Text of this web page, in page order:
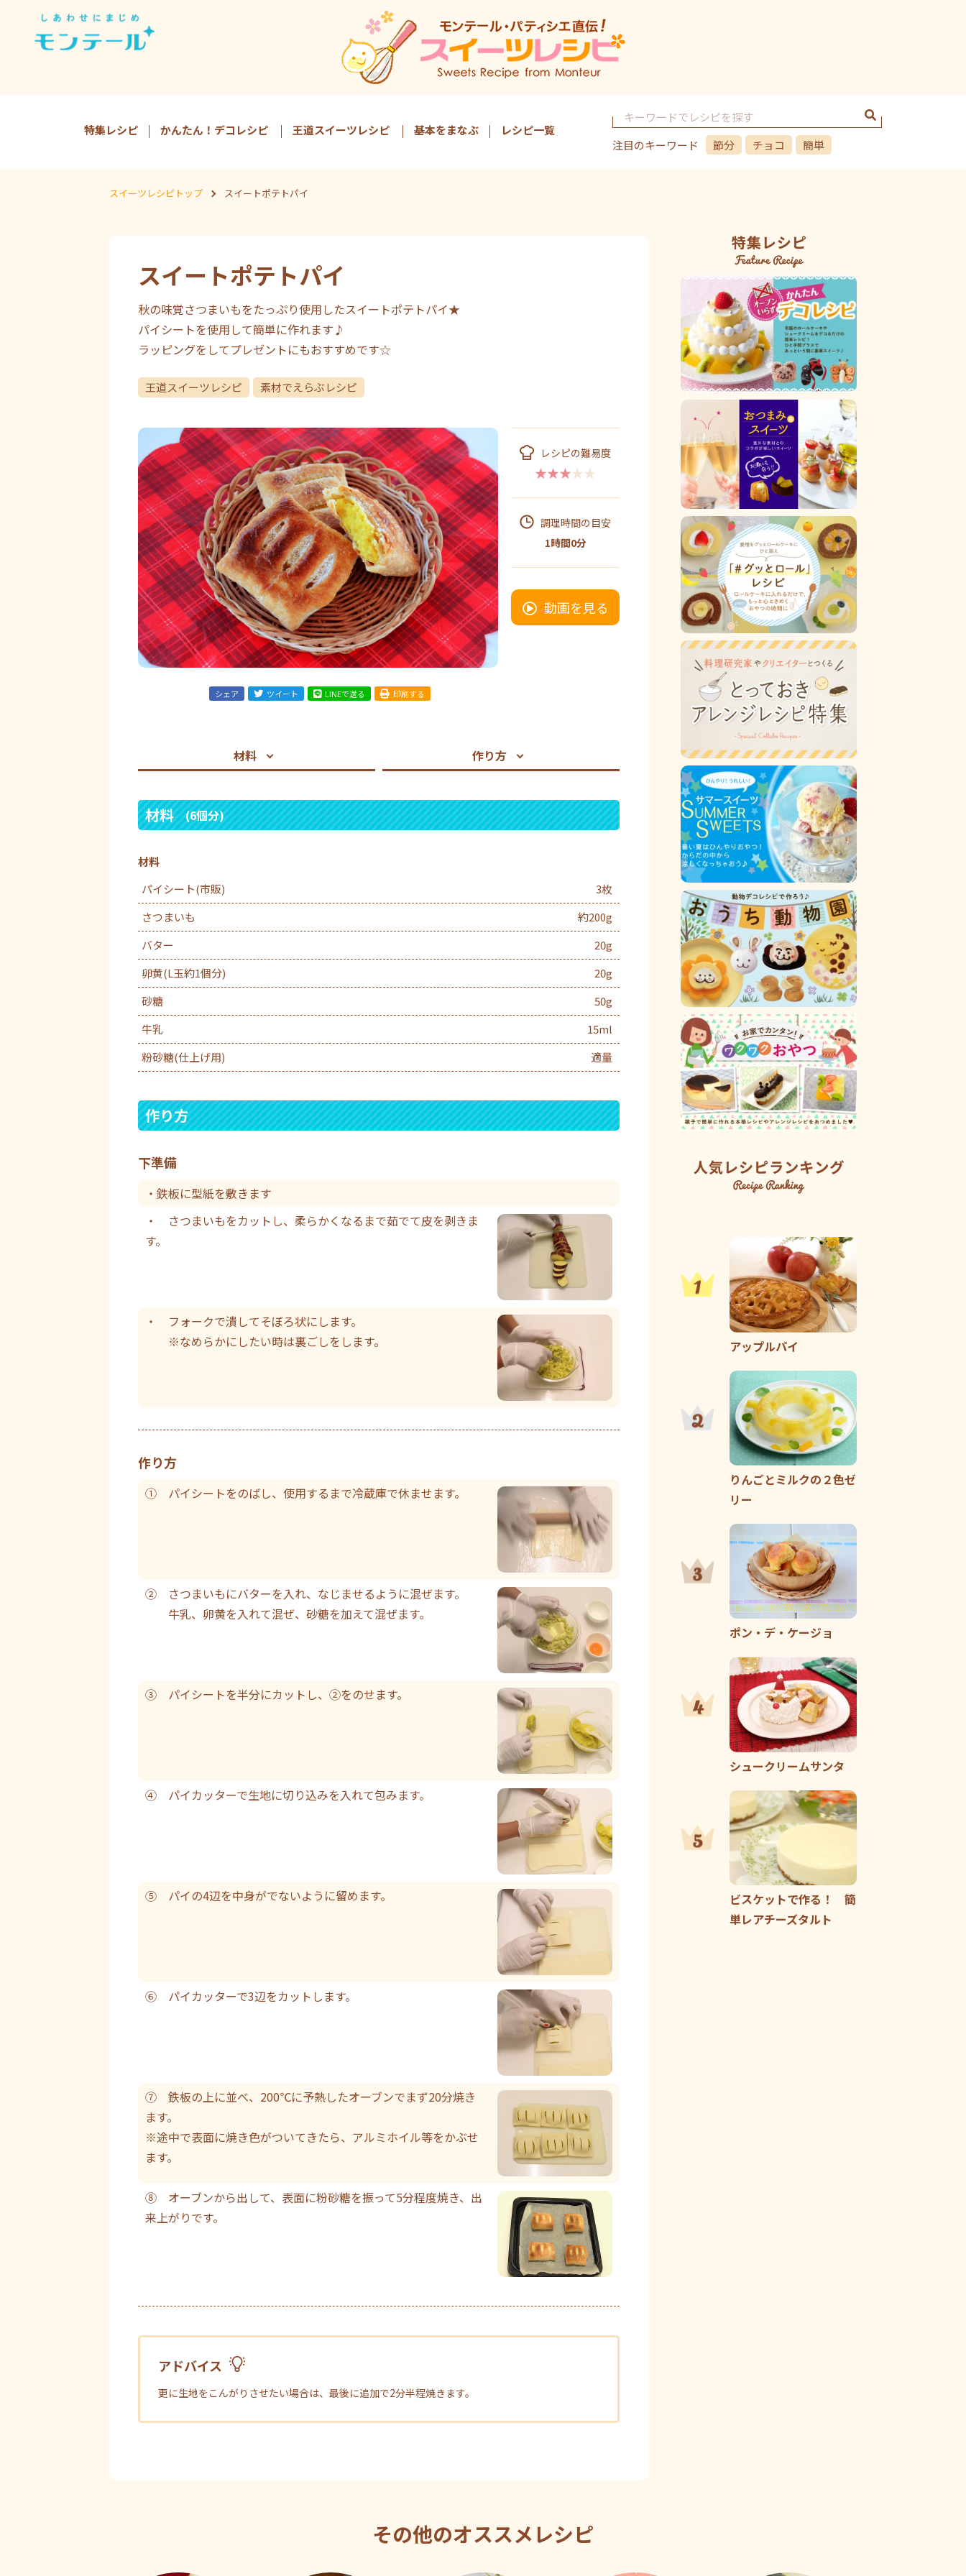
注目のキーワード 節分 チョコ 簡単
特集レシピ かんたん！デコレシピ 王道スイーツレシピ 基本をまなぶ レシピ一覧
スイーツレシピトップ スイートポテトパイ
スイートポテトパイ
秋の味覚さつまいもをたっぷり使用したスイートポテトパイ★
パイシートを使用して簡単に作れます♪
ラッピングをしてプレゼントにもおすすめです☆
王道スイーツレシピ 素材でえらぶレシピ
シェア ツイート LINEで送る 印刷する
レシピの難易度
★★★★★
調理時間の目安
1時間0分
動画を見る
材料 作り方
材料 (6個分)
材料
パイシート(市販)
3枚
さつまいも
約200g
バター
20g
卵黄(L玉約1個分)
20g
砂糖
50g
牛乳
15ml
粉砂糖(仕上げ用)
適量
作り方
下準備
・鉄板に型紙を敷きます
・ さつまいもをカットし、柔らかくなるまで茹でて皮を剥きま
す。
・ フォークで潰してそぼろ状にします。
※なめらかにしたい時は裏ごしをします。
作り方
① パイシートをのばし、使用するまで冷蔵庫で休ませます。
② さつまいもにバターを入れ、なじませるように混ぜます。
牛乳、卵黄を入れて混ぜ、砂糖を加えて混ぜます。
③ パイシートを半分にカットし、②をのせます。
④ パイカッターで生地に切り込みを入れて包みます。
⑤ パイの4辺を中身がでないように留めます。
⑥ パイカッターで3辺をカットします。
⑦ 鉄板の上に並べ、200℃に予熱したオーブンでまず20分焼き
ます。
※途中で表面に焼き色がついてきたら、アルミホイル等をかぶせ
ます。
⑧ オーブンから出して、表面に粉砂糖を振って5分程度焼き、出
来上がりです。
アドバイス
更に生地をこんがりさせたい場合は、最後に追加で2分半程焼きます。
アップルパイ
りんごとミルクの２色ゼ
リー
ポン・デ・ケージョ
シュークリームサンタ
ビスケットで作る！ 簡
単レアチーズタルト
その他のオススメレシピ